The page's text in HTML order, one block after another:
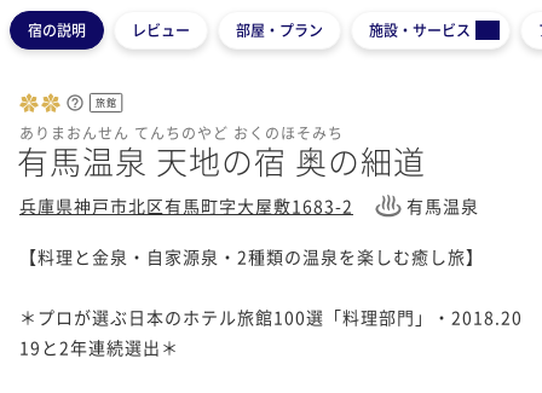
宿の説明 レビュー 部屋・プラン 施設・サービス
旅館
ありまおんせん てんちのやど おくのほそみち
有馬温泉 天地の宿 奥の細道
兵庫県神戸市北区有馬町字大屋敷1683-2 有馬温泉
【料理と金泉・自家源泉・2種類の温泉を楽しむ癒し旅】
＊プロが選ぶ日本のホテル旅館100選「料理部門」・2018.20
19と2年連続選出＊